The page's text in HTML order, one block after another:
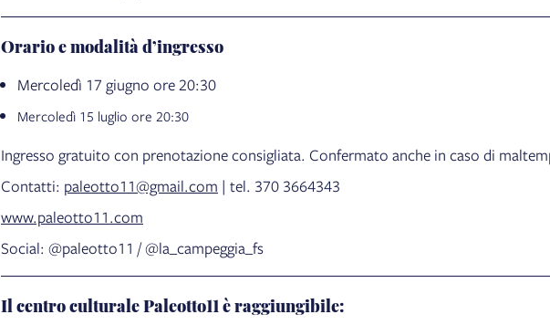
Orario e modalità d’ingresso
Mercoledì 17 giugno ore 20:30
Mercoledì 15 luglio ore 20:30
Ingresso gratuito con prenotazione consigliata. Confermato anche in caso di
Contatti: paleotto11@gmail.com | tel. 370 3664343
www.paleotto11.com
Social: @paleotto11 / @la_campeggia_fs
Il centro culturale Paleotto11 è raggiungibile: